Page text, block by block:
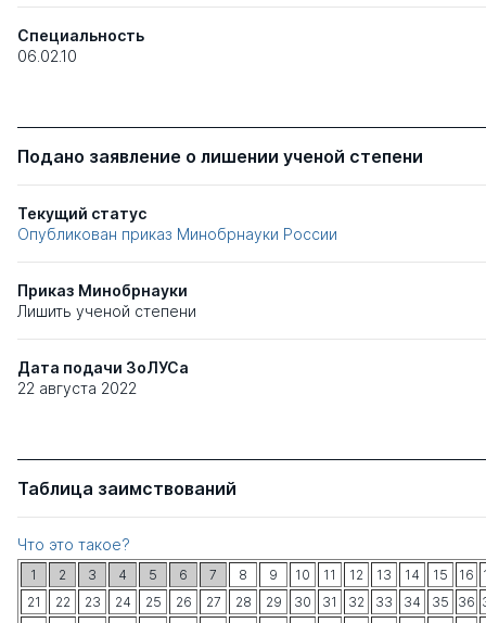
Специальность
06.02.10
Подано заявление о лишении ученой степени
Текущий статус
Опубликован приказ Минобрнауки России
Приказ Минобрнауки
Лишить ученой степени
Дата подачи ЗоЛУСа
22 августа 2022
Таблица заимствований
Что это такое?
1 2 3 4 5 6 7 8 9 10 11 12 13 14 15 16
21
22 23 24 25 26 27 28 29 30 31 32 33 34 35 36